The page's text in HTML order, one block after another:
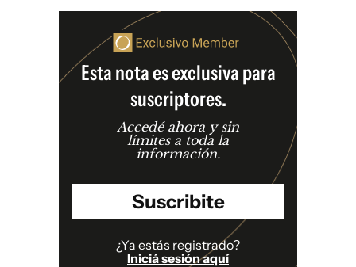
Esta nota es exclusiva para
suscriptores.
Accedé ahora y sin
límites a toda la
información.
Suscribite
¿Ya estás registrado?
Iniciá sesión aquí